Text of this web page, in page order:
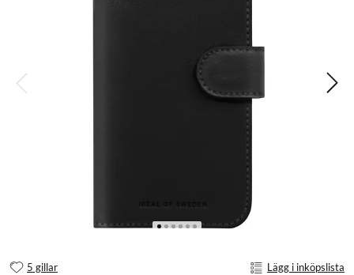
5 gillar Lägg i inköpslista